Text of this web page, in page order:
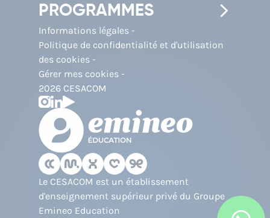
PROGRAMMES
Informations légales
Politique de confidentialité et d'utilisation
des cookies
Gérer mes cookies
2026 CESACOM
Le CESACOM est un établissement
d'enseignement supérieur privé du Groupe
Emineo Education